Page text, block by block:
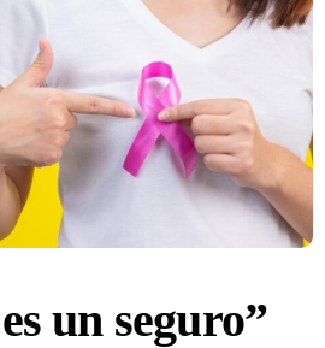
un seguro”